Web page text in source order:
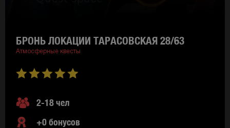
БРОНЬ ЛОКАЦИИ ТАРАСОВСКАЯ 28/63
Атмосферные квесты
2-18 чел
+0 бонусов